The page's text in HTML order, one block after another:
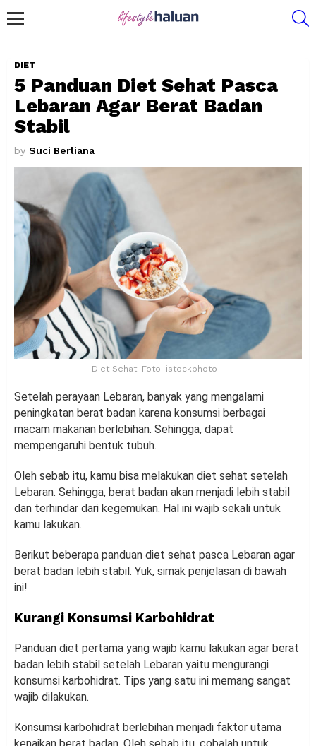
DIET
5 Panduan Diet Sehat Pasca
Lebaran Agar Berat Badan
Stabil
by Suci Berliana
Diet Sehat. Foto: istockphoto
Setelah perayaan Lebaran, banyak yang mengalami
peningkatan berat badan karena konsumsi berbagai
macam makanan berlebihan. Sehingga, dapat
mempengaruhi bentuk tubuh.
Oleh sebab itu, kamu bisa melakukan diet sehat setelah
Lebaran. Sehingga, berat badan akan menjadi lebih stabil
dan terhindar dari kegemukan. Hal ini wajib sekali untuk
kamu lakukan.
Berikut beberapa panduan diet sehat pasca Lebaran agar
berat badan lebih stabil. Yuk, simak penjelasan di bawah
ini!
Kurangi Konsumsi Karbohidrat
Panduan diet pertama yang wajib kamu lakukan agar berat
badan lebih stabil setelah Lebaran yaitu mengurangi
konsumsi karbohidrat. Tips yang satu ini memang sangat
wajib dilakukan.
Konsumsi karbohidrat berlebihan menjadi faktor utama